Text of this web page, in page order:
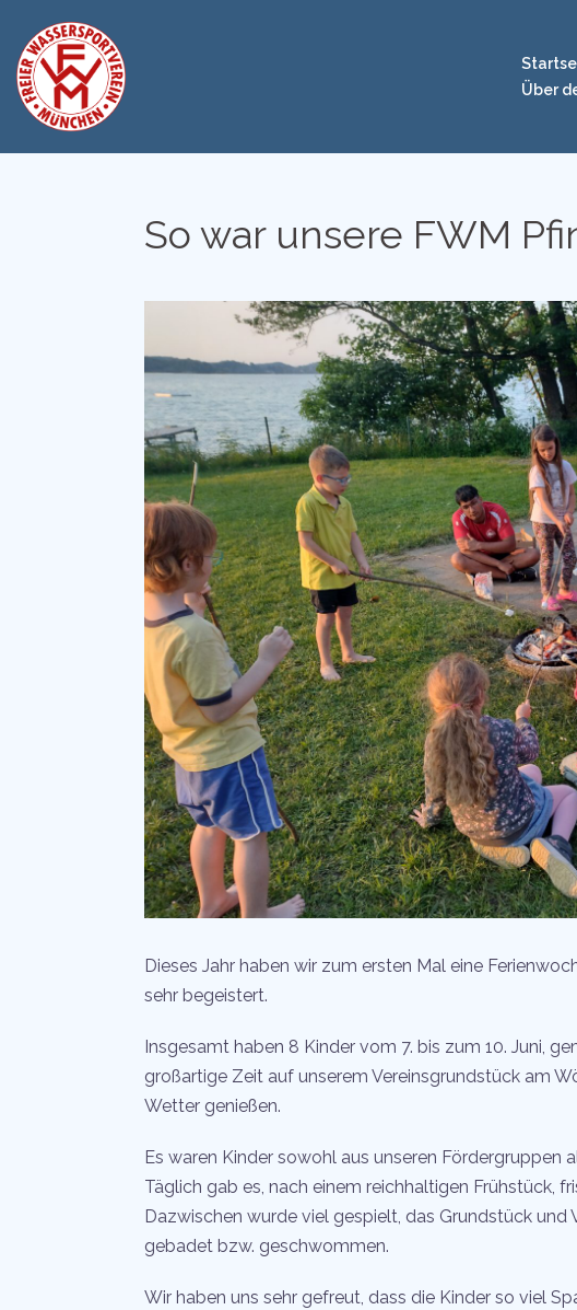
Inhalt
springen
Über
So war unsere FWM
Dieses Jahr haben wir zum ersten Mal eine
sehr begeistert.
Insgesamt haben 8 Kinder vom 7. bis zum 10. Juni,
großartige Zeit auf unserem Vereinsgrundstück am
Wetter genießen.
Es waren Kinder sowohl aus unseren Fördergruppen
Täglich gab es, nach einem reichhaltigen Frühstück,
Dazwischen wurde viel gespielt, das Grundstück und
gebadet bzw. geschwommen.
Wir haben uns sehr gefreut, dass die Kinder so viel